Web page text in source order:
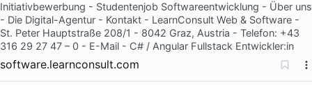
Initiativbewerbung - Studentenjob Softwareentwicklung - Über uns
- Die Digital-Agentur - Kontakt - LearnConsult Web & Software -
St. Peter Hauptstraße 208/1 - 8042 Graz, Austria - Telefon: +43
316 29 27 47 – 0 - E-Mail - C# / Angular Fullstack Entwickler:in
software.learnconsult.com